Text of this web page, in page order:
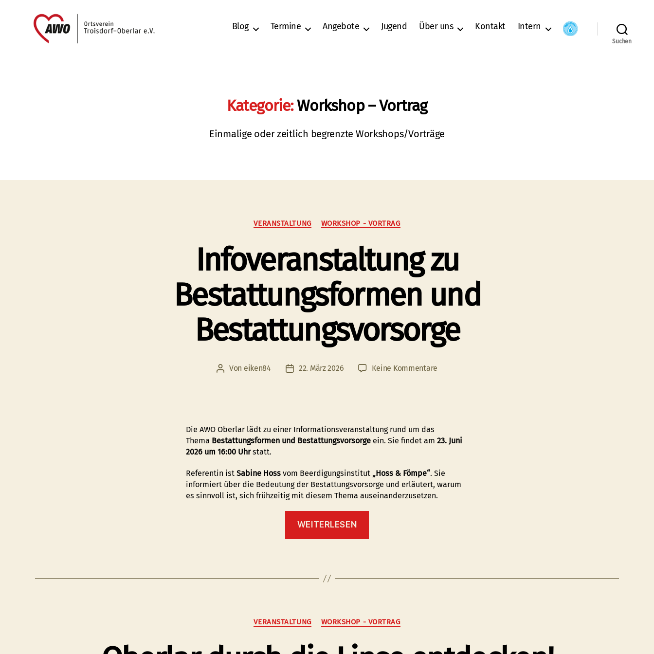
Blog Termine Angebote Jugend Über uns Kontakt Intern
Suchen
Kategorie:Workshop – Vortrag
Einmalige oder zeitlich begrenzte Workshops/Vorträge
Kategorien
VERANSTALTUNG WORKSHOP - VORTRAG
Infoveranstaltung zu
Bestattungsformen und
Bestattungsvorsorge
Beitragsautor
Von eiken84 Veröffentlichungsdatum
22. März 2026 Keine Kommentare
Die AWO Oberlar lädt zu einer Informationsveranstaltung rund um das
Thema Bestattungsformen und Bestattungsvorsorge ein. Sie findet am 23. Juni
2026 um 16:00 Uhrstatt.
Referentin ist Sabine Hoss vom Beerdigungsinstitut „Hoss & Fömpe“. Sie
informiert über die Bedeutung der Bestattungsvorsorge und erläutert, warum
es sinnvoll ist, sich frühzeitig mit diesem Thema auseinanderzusetzen.
WEITERLESEN
Bestattungsformen
Kategorien
VERANSTALTUNG WORKSHOP - VORTRAG